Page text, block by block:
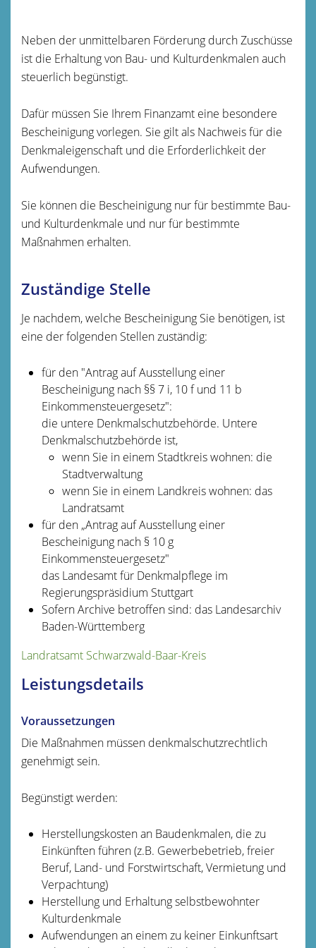
Neben der unmittelbaren Förderung durch Zuschüsse
ist die Erhaltung von Bau- und Kulturdenkmalen auch
steuerlich begünstigt.
Dafür müssen Sie Ihrem Finanzamt eine besondere
Bescheinigung vorlegen. Sie gilt als Nachweis für die
Denkmaleigenschaft und die Erforderlichkeit der
Aufwendungen.
Sie können die Bescheinigung nur für bestimmte Bau-
und Kulturdenkmale und nur für bestimmte
Maßnahmen erhalten.
Zuständige Stelle
Je nachdem, welche Bescheinigung Sie benötigen, ist
eine der folgenden Stellen zuständig:
für den "Antrag auf Ausstellung einer
Bescheinigung nach §§ 7 i, 10 f und 11 b
Einkommensteuergesetz":
die untere Denkmalschutzbehörde. Untere
Denkmalschutzbehörde ist,
wenn Sie in einem Stadtkreis wohnen: die
Stadtverwaltung
wenn Sie in einem Landkreis wohnen: das
Landratsamt
für den „Antrag auf Ausstellung einer
Bescheinigung nach § 10 g
Einkommensteuergesetz"
das Landesamt für Denkmalpflege im
Regierungspräsidium Stuttgart
Sofern Archive betroffen sind: das Landesarchiv
Baden-Württemberg
Landratsamt Schwarzwald-Baar-Kreis
Leistungsdetails
Voraussetzungen
Die Maßnahmen müssen denkmalschutzrechtlich
genehmigt sein.
Begünstigt werden:
Herstellungskosten an Baudenkmalen, die zu
Einkünften führen (z.B. Gewerbebetrieb, freier
Beruf, Land- und Forstwirtschaft, Vermietung und
Verpachtung)
Herstellung und Erhaltung selbstbewohnter
Kulturdenkmale
Aufwendungen an einem zu keiner Einkunftsart